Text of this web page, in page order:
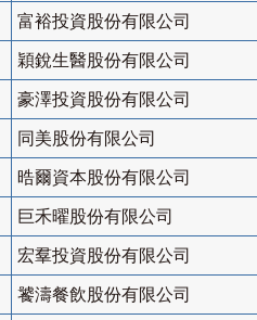
富裕投資股份有限公司
穎銳生醫股份有限公司
豪澤投資股份有限公司
同美股份有限公司
晧爾資本股份有限公司
巨禾曜股份有限公司
宏羣投資股份有限公司
饕濤餐飲股份有限公司